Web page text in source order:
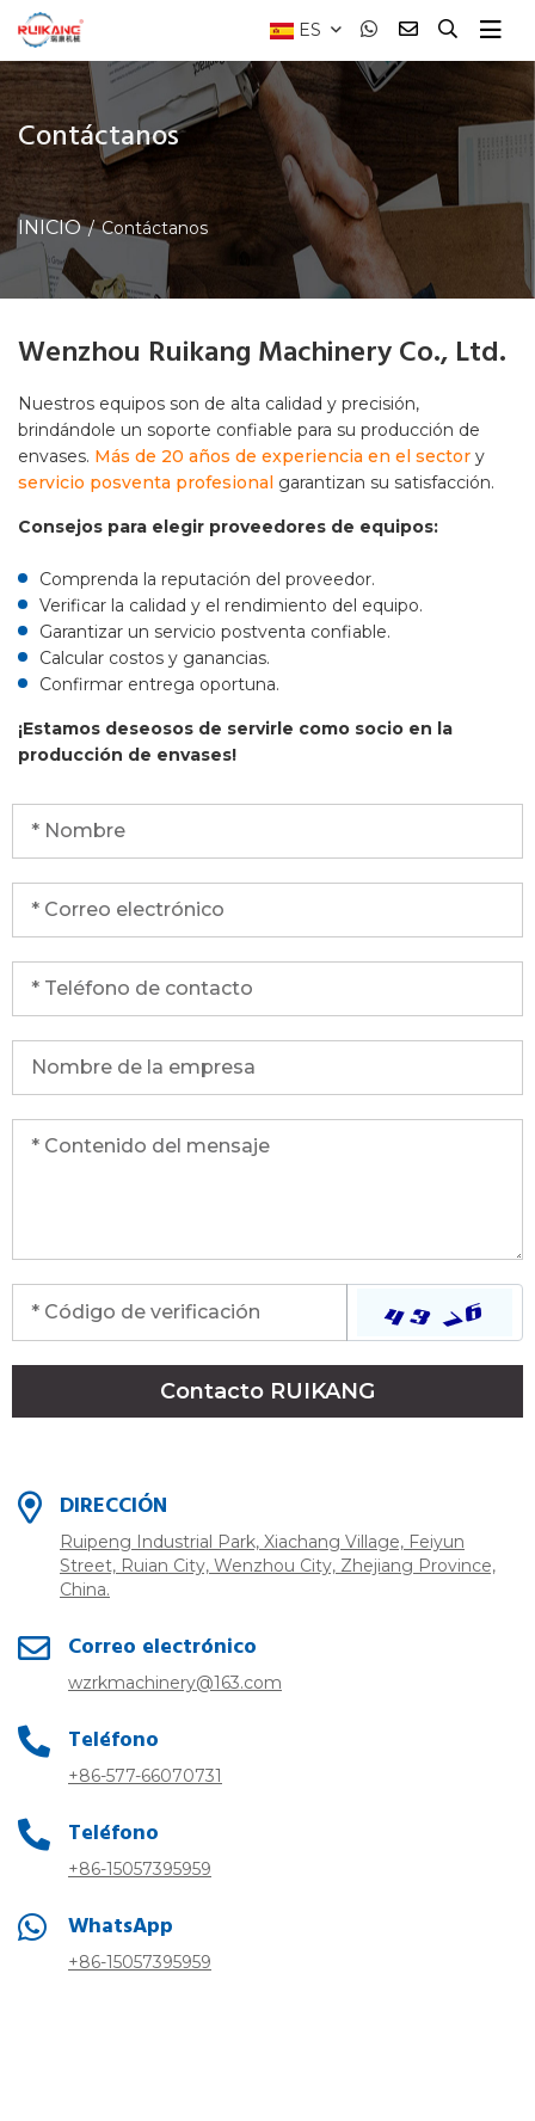
ES
Contáctanos
INICIO Contáctanos
Wenzhou Ruikang Machinery Co., Ltd.
Nuestros equipos son de alta calidad y precisión,
brindándole un soporte confiable para su producción de
envases. Más de 20 años de experiencia en el sector y
servicio posventa profesional garantizan su satisfacción.
Consejos para elegir proveedores de equipos:
Comprenda la reputación del proveedor.
Verificar la calidad y el rendimiento del equipo.
Garantizar un servicio postventa confiable.
Calcular costos y ganancias.
Confirmar entrega oportuna.
¡Estamos deseosos de servirle como socio en la
producción de envases!
Contacto RUIKANG
DIRECCIÓN
Ruipeng Industrial Park, Xiachang Village, Feiyun
Street, Ruian City, Wenzhou City, Zhejiang Province,
China.
Correo electrónico
wzrkmachinery@163.com
Teléfono
+86-577-66070731
Teléfono
+86-15057395959
WhatsApp
+86-15057395959